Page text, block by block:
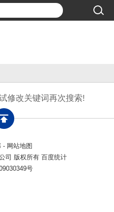
修改关键词再次搜索!
- 网站地图
司 版权所有 百度统计
号